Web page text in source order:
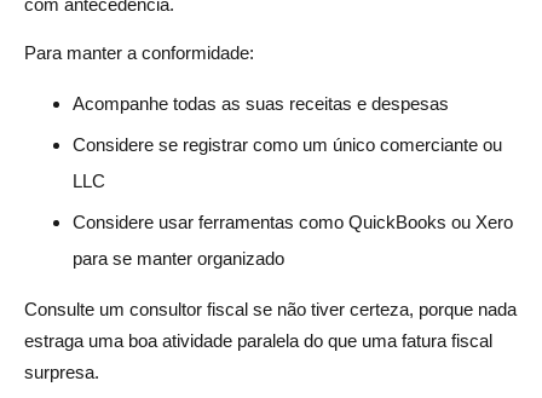
com antecedência.
Para manter a conformidade:
Acompanhe todas as suas receitas e despesas
Considere se registrar como um único comerciante ou
LLC
Considere usar ferramentas como QuickBooks ou Xero
para se manter organizado
Consulte um consultor fiscal se não tiver certeza, porque nada
estraga uma boa atividade paralela do que uma fatura fiscal
surpresa.